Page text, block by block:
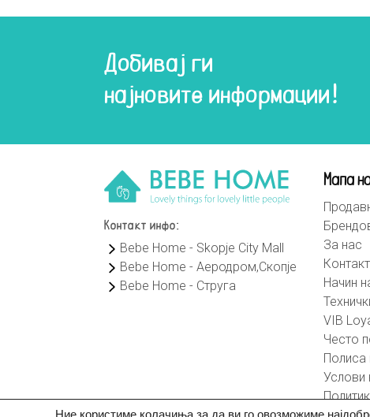
Добивај ги
најновите информации!
Контакт инфо:
Bebe Home - Skopje City Mall
Bebe Home - Аеродром,Скопје
Bebe Home - Струга
Мапа
За нас
Контакт
Начин
VIB
Често
Полиса
Услови